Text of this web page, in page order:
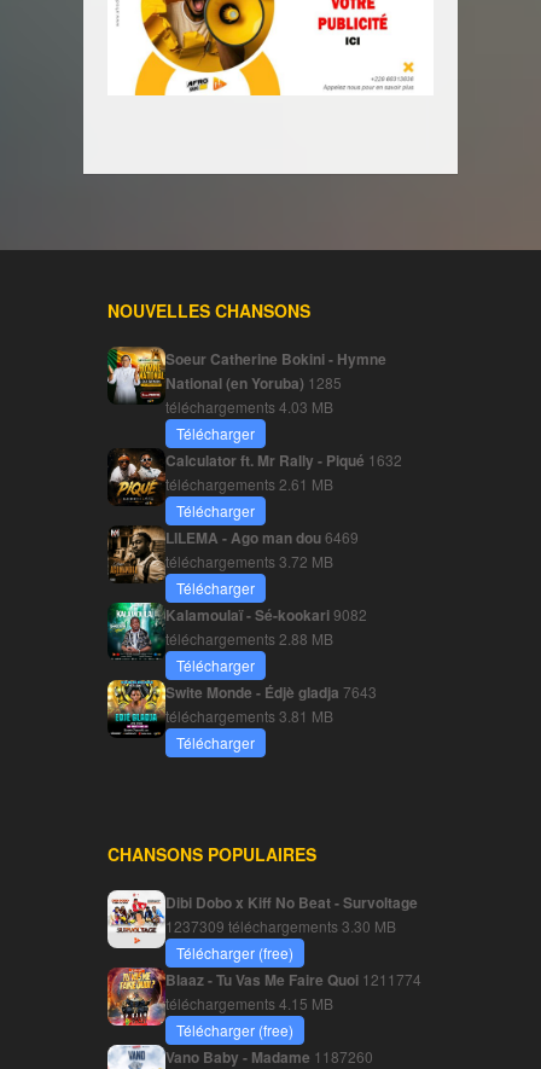
NOUVELLES CHANSONS
Soeur Catherine Bokini - Hymne
National (en Yoruba) 1285
téléchargements4.03 MB
Télécharger
Calculator ft. Mr Rally - Piqué 1632
téléchargements 2.61 MB
Télécharger
LILEMA - Ago man dou6469
téléchargements3.72 MB
Télécharger
Kalamoulaï - Sé-kookari9082
téléchargements 2.88 MB
Télécharger
Swite Monde - Édjè gladja 7643
téléchargements3.81 MB
Télécharger
CHANSONS POPULAIRES
Dibi Dobo x Kiff No Beat - Survoltage
1237309 téléchargements3.30 MB
Télécharger (free)
Blaaz - Tu Vas Me Faire Quoi 1211774
téléchargements4.15 MB
Télécharger (free)
Vano Baby - Madame 1187260